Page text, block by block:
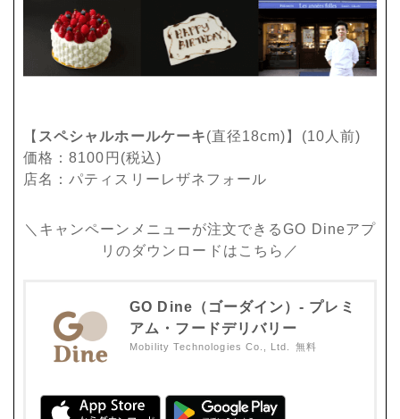
【 スペシャルホールケーキ(直径18cm)】(10人前)
価格：8100円(税込)
店名：パティスリーレザネフォール
＼キャンペーンメニューが注文できるGO Dineアプ
リのダウンロードはこちら／
GO Dine（ゴーダイン）- プレミ
アム・フードデリバリー
Mobility Technologies Co., Ltd. 無料